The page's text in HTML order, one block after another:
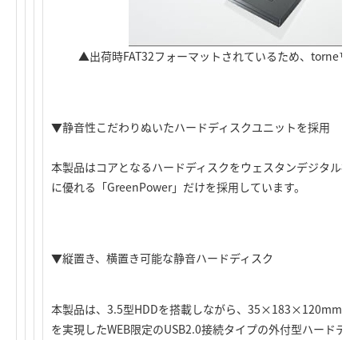
▲出荷時FAT32フォーマットされているため、torne™
▼静音性こだわりぬいたハードディスクユニットを採用
本製品はコアとなるハードディスクをウェスタンデジタル
に優れる「GreenPower」だけを採用しています。
▼縦置き、横置き可能な静音ハードディスク
本製品は、3.5型HDDを搭載しながら、35×183×120mmの
を実現したWEB限定のUSB2.0接続タイプの外付型ハードデ